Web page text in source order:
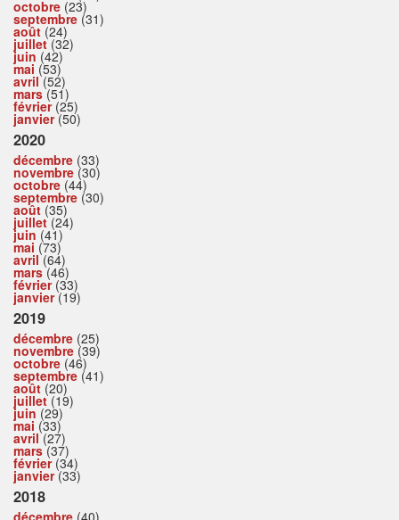
octobre (23)
septembre (31)
août (24)
juillet(32)
juin (42)
mai (53)
avril(52)
mars(51)
février(25)
janvier(50)
2020
décembre (33)
novembre (30)
octobre (44)
septembre (30)
août (35)
juillet(24)
juin (41)
mai (73)
avril(64)
mars(46)
février(33)
janvier(19)
2019
décembre (25)
novembre (39)
octobre (46)
septembre (41)
août (20)
juillet(19)
juin (29)
mai (33)
avril(27)
mars(37)
février(34)
janvier(33)
2018
décembre (40)